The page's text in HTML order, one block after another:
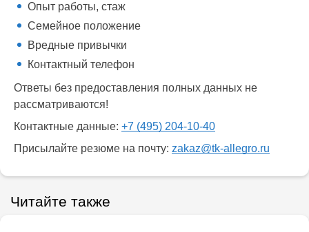
Опыт работы, стаж
Семейное положение
Вредные привычки
Контактный телефон
Ответы без предоставления полных данных не
рассматриваются!
Контактные данные: +7 (495) 204-10-40
Присылайте резюме на почту: zakaz@tk-allegro.ru
Читайте также